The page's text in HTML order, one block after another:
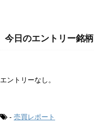
今日のエントリー銘柄
エントリーなし。
- 売買レポート